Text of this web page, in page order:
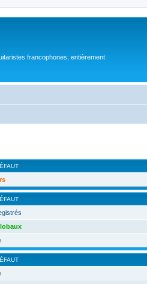
francophones, entièrement